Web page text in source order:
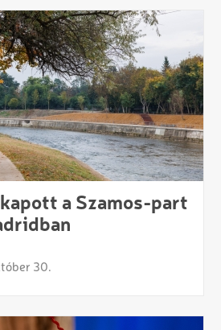
a Szamos-part
30.